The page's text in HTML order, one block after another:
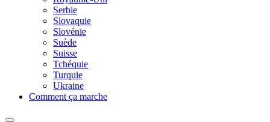
Serbie
Slovaquie
Slovénie
Suède
Suisse
Tchéquie
Turquie
Ukraine
Comment ça marche